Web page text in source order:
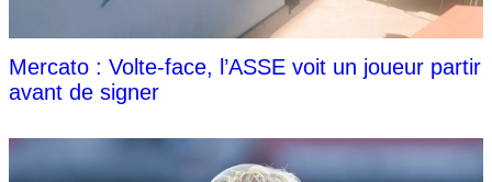
Mercato : Volte-face, l’ASSE voit un joueur partir
avant de signer